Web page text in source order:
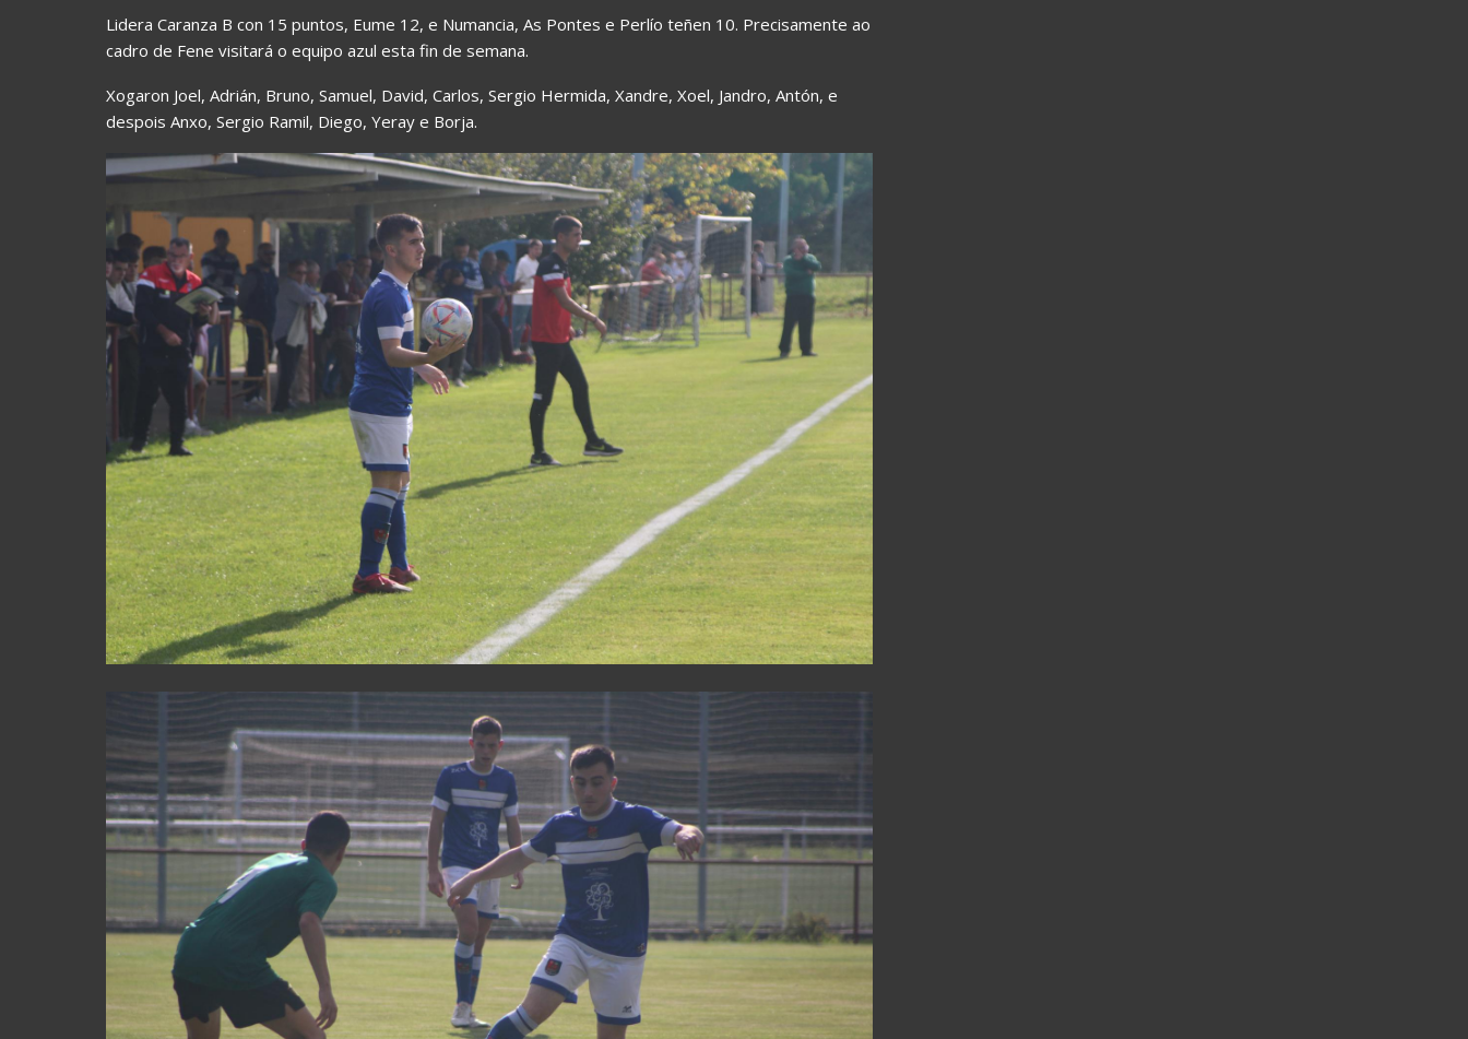
Lidera Caranza B con 15 puntos, Eume 12, e Numancia, As Pontes e Perlío teñen 10. Precisamente ao
cadro de Fene visitará o equipo azul esta fin de semana.
Xogaron Joel, Adrián, Bruno, Samuel, David, Carlos, Sergio Hermida, Xandre, Xoel, Jandro, Antón, e
despois Anxo, Sergio Ramil, Diego, Yeray e Borja.